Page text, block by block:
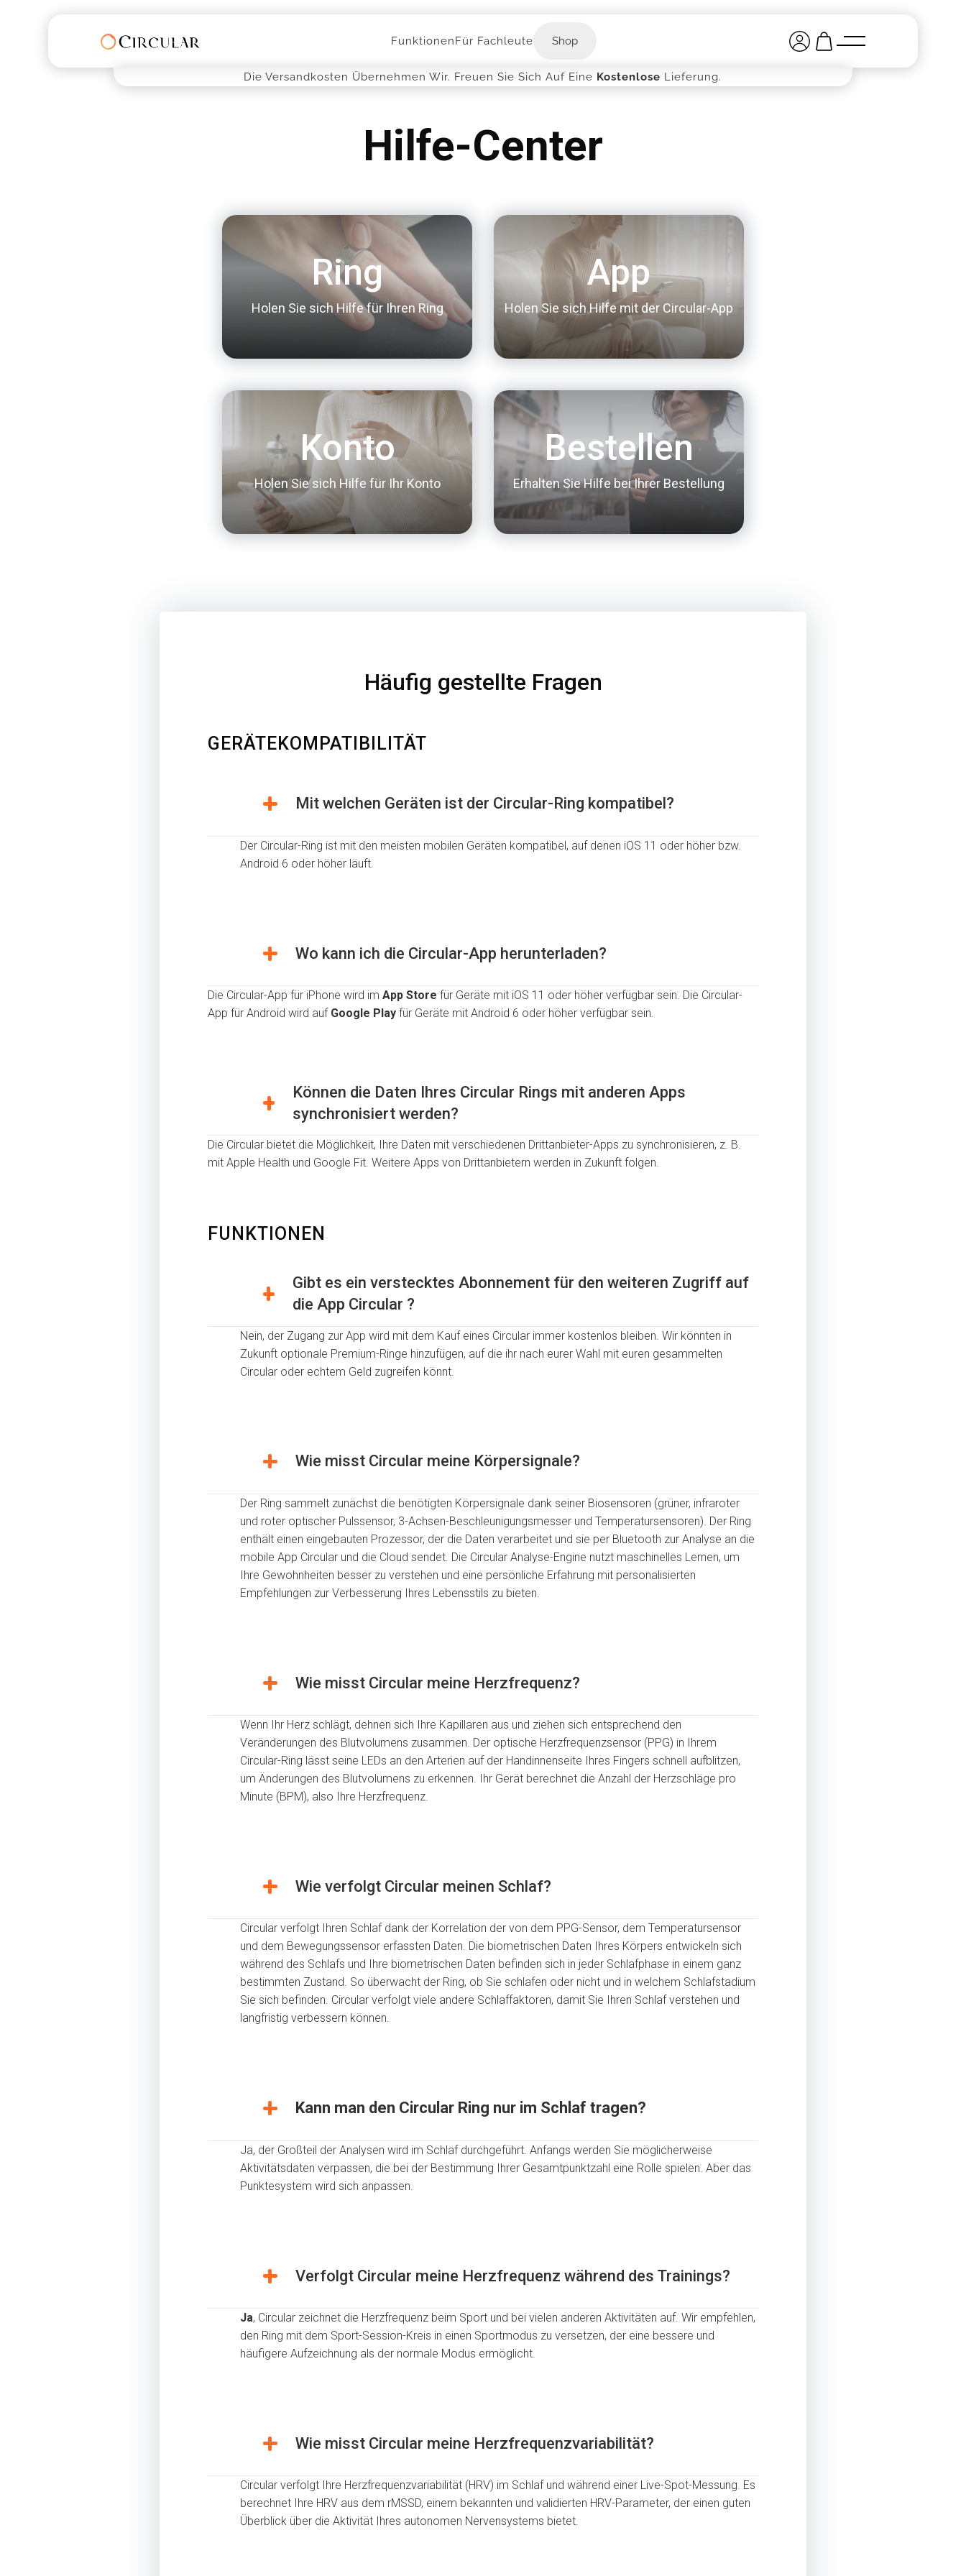
FunktionenFür Fachleute
Shop
Die Versandkosten Übernehmen Wir. Freuen Sie Sich Auf Eine Kostenlose Lieferung.
Hilfe-Center
Ring
Holen Sie sich Hilfe für Ihren Ring
App
Holen Sie sich Hilfe mit der Circular-App
Konto
Holen Sie sich Hilfe für Ihr Konto
Bestellen
Erhalten Sie Hilfe bei Ihrer Bestellung
Häufig gestellte Fragen
GERÄTEKOMPATIBILITÄT
Mit welchen Geräten ist der Circular-Ring kompatibel?
Der Circular-Ring ist mit den meisten mobilen Geräten kompatibel, auf denen iOS 11 oder höher bzw.
Android 6 oder höher läuft.
Wo kann ich die Circular-App herunterladen?
Die Circular-App für iPhone wird imApp Store für Geräte mit iOS 11 oder höher verfügbar sein. Die Circular-
App für Android wird auf Google Play für Geräte mit Android 6 oder höher verfügbar sein.
Können die Daten Ihres Circular Rings mit anderen Apps
synchronisiert werden?
Die Circular bietet die Möglichkeit, Ihre Daten mit verschiedenen Drittanbieter-Apps zu synchronisieren, z. B.
mit Apple Health und Google Fit. Weitere Apps von Drittanbietern werden in Zukunft folgen.
FUNKTIONEN
Gibt es ein verstecktes Abonnement für den weiteren Zugriff auf
die App Circular ?
Nein, der Zugang zur App wird mit dem Kauf eines Circular immer kostenlos bleiben. Wir könnten in
Zukunft optionale Premium-Ringe hinzufügen, auf die ihr nach eurer Wahl mit euren gesammelten
Circular oder echtem Geld zugreifen könnt.
Wie misst Circular meine Körpersignale?
Der Ring sammelt zunächst die benötigten Körpersignale dank seiner Biosensoren (grüner, infraroter
und roter optischer Pulssensor, 3-Achsen-Beschleunigungsmesser und Temperatursensoren). Der Ring
enthält einen eingebauten Prozessor, der die Daten verarbeitet und sie per Bluetooth zur Analyse an die
mobile App Circular und die Cloud sendet. Die Circular Analyse-Engine nutzt maschinelles Lernen, um
Ihre Gewohnheiten besser zu verstehen und eine persönliche Erfahrung mit personalisierten
Empfehlungen zur Verbesserung Ihres Lebensstils zu bieten.
Wie misst Circular meine Herzfrequenz?
Wenn Ihr Herz schlägt, dehnen sich Ihre Kapillaren aus und ziehen sich entsprechend den
Veränderungen des Blutvolumens zusammen. Der optische Herzfrequenzsensor (PPG) in Ihrem
Circular-Ring lässt seine LEDs an den Arterien auf der Handinnenseite Ihres Fingers schnell aufblitzen,
um Änderungen des Blutvolumens zu erkennen. Ihr Gerät berechnet die Anzahl der Herzschläge pro
Minute (BPM), also Ihre Herzfrequenz.
Wie verfolgt Circular meinen Schlaf?
Circular verfolgt Ihren Schlaf dank der Korrelation der von dem PPG-Sensor, dem Temperatursensor
und dem Bewegungssensor erfassten Daten. Die biometrischen Daten Ihres Körpers entwickeln sich
während des Schlafs und Ihre biometrischen Daten befinden sich in jeder Schlafphase in einem ganz
bestimmten Zustand. So überwacht der Ring, ob Sie schlafen oder nicht und in welchem Schlafstadium
Sie sich befinden. Circular verfolgt viele andere Schlaffaktoren, damit Sie Ihren Schlaf verstehen und
langfristig verbessern können.
Kann man den Circular Ring nur im Schlaf tragen?
Ja, der Großteil der Analysen wird im Schlaf durchgeführt. Anfangs werden Sie möglicherweise
Aktivitätsdaten verpassen, die bei der Bestimmung Ihrer Gesamtpunktzahl eine Rolle spielen. Aber das
Punktesystem wird sich anpassen.
Verfolgt Circular meine Herzfrequenz während des Trainings?
Ja, Circular zeichnet die Herzfrequenz beim Sport und bei vielen anderen Aktivitäten auf. Wir empfehlen,
den Ring mit dem Sport-Session-Kreis in einen Sportmodus zu versetzen, der eine bessere und
häufigere Aufzeichnung als der normale Modus ermöglicht.
Wie misst Circular meine Herzfrequenzvariabilität?
Circular verfolgt Ihre Herzfrequenzvariabilität (HRV) im Schlaf und während einer Live-Spot-Messung. Es
berechnet Ihre HRV aus dem rMSSD, einem bekannten und validierten HRV-Parameter, der einen guten
Überblick über die Aktivität Ihres autonomen Nervensystems bietet.